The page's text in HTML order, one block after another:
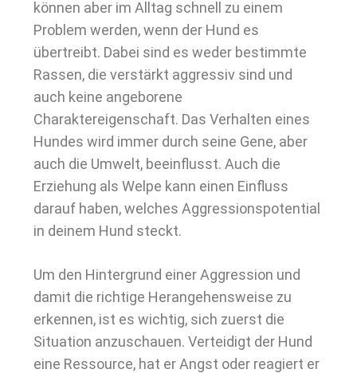
können aber im Alltag schnell zu einem
Problem werden, wenn der Hund es
übertreibt. Dabei sind es weder bestimmte
Rassen, die verstärkt aggressiv sind und
auch keine angeborene
Charaktereigenschaft. Das Verhalten eines
Hundes wird immer durch seine Gene, aber
auch die Umwelt, beeinflusst. Auch die
Erziehung als Welpe kann einen Einfluss
darauf haben, welches Aggressionspotential
in deinem Hund steckt.
Um den Hintergrund einer Aggression und
damit die richtige Herangehensweise zu
erkennen, ist es wichtig, sich zuerst die
Situation anzuschauen. Verteidigt der Hund
eine Ressource, hat er Angst oder reagiert er